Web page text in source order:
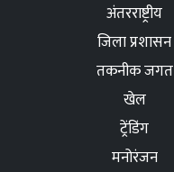
अंतरराष्ट्रीय
जिला प्रशासन
तकनीक जगत
खेल
ट्रेंडिंग
मनोरंजन